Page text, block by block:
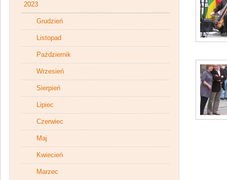
2023
Grudzień
Listopad
Październik
Wrzesień
Sierpień
Lipiec
Czerwiec
Maj
Kwiecień
Marzec